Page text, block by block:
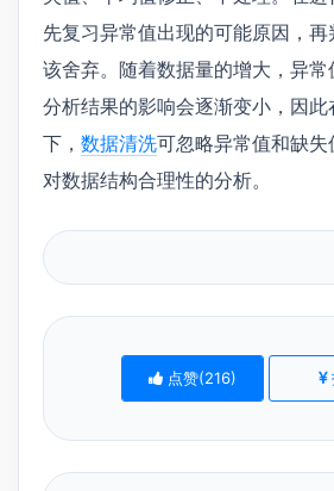
先复习异常值出现的可能原因，
该舍弃。随着数据量的增大，异
分析结果的影响会逐渐变小，因此
下， 数据清洗可忽略异常值和缺
对数据结构合理性的分析。
点赞(216)